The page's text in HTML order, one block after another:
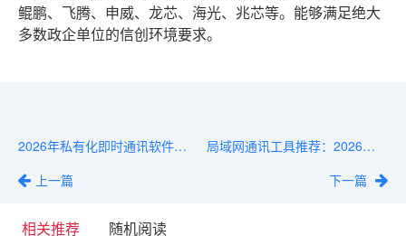
鲲鹏、飞腾、申威、龙芯、海光、兆芯等。能够满足绝大
多数政企单位的信创环境要求。
2026年私有化即时通讯软件推荐：这5款适合数据安全敏感行业
上一篇
局域网通讯工具推荐：2026年值得关注的5款高效软件
下一篇
相关推荐 随机阅读